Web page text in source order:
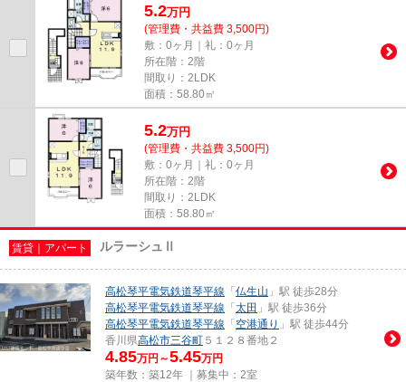
5.2万円
(管理費・共益費 3,500円)
敷：0ヶ月｜礼：0ヶ月
所在階：2階
間取り：2LDK
面積：58.80㎡
5.2万円
(管理費・共益費 3,500円)
敷：0ヶ月｜礼：0ヶ月
所在階：2階
間取り：2LDK
面積：58.80㎡
賃貸｜アパート ルラーシュⅡ
高松琴平電気鉄道琴平線 「 仏生山 」駅 徒歩28分
高松琴平電気鉄道琴平線 「 太田 」駅 徒歩36分
高松琴平電気鉄道琴平線 「 空港通り 」駅 徒歩44分
香川県高松市三谷町 ５１２８番地２
4.85万円～5.45万円
築年数：築12年 ｜募集中： 2室